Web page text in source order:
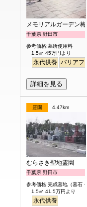
メモリアルガーデン
千葉県 野田市
参考価格:墓所使用料
1.5㎡ 45万円より
永代供養 バリアフ
詳細を見る
霊園 4.47km
むらさき聖地霊園
千葉県 野田市
参考価格:完成墓地（墓石
1.5㎡ 41.5万円より
永代供養